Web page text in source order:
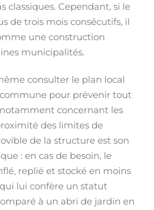
classiques. Cependant, si le
de trois mois consécutifs, il
une construction
municipalités.
consulter le plan local
pour prévenir tout
concernant les
des limites de
de la structure est son
: en cas de besoin, le
replié et stocké en moins
lui confère un statut
à un abri de jardin en